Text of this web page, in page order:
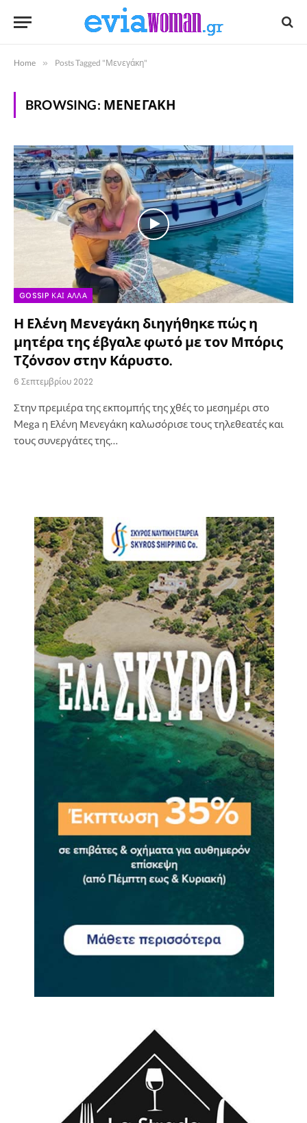
Home » Posts Tagged "Μενεγάκη"
BROWSING: ΜΕΝΕΓΆΚΗ
GOSSIP ΚΑΙ ΆΛΛΑ
Η Ελένη Μενεγάκη διηγήθηκε πώς η
μητέρα της έβγαλε φωτό με τον Μπόρις
Τζόνσον στην Κάρυστο.
6 Σεπτεμβρίου 2022
Στην πρεμιέρα της εκπομπής της χθές το μεσημέρι στο
Mega η Ελένη Μενεγάκη καλωσόρισε τους τηλεθεατές και
τους συνεργάτες της…